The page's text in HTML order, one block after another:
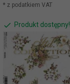
* z podatkiem VAT
Produkt dostępny!